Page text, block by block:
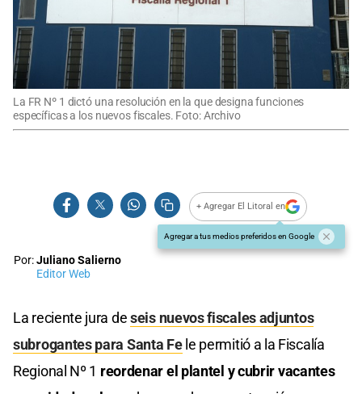
La FR Nº 1 dictó una resolución en la que designa funciones
específicas a los nuevos fiscales. Foto: Archivo
+ Agregar El Litoral en
Agregar a tus medios preferidos en Google
Por:Juliano Salierno
Editor Web
La reciente jura deseis nuevos fiscales adjuntos
subrogantes para Santa Fele permitió a la Fiscalía
Regional Nº 1 reordenar el plantel y cubrir vacantes